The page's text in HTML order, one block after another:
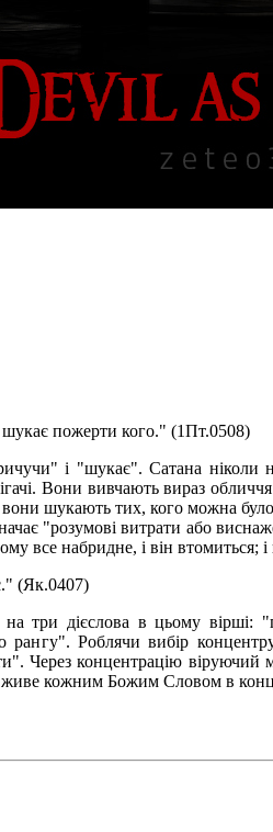
пожерти кого." (1Пт.0508)
і "шукає". Сатана
Вони вивчають вираз
шукають тих, кого можна
"розумові витрати або
все набридне, і він
(Як.0407)
три дієслова в цьому вірші:
рангу". Роблячи вибір
Через концентрацію віруючий
живе кожним Божим Словом в